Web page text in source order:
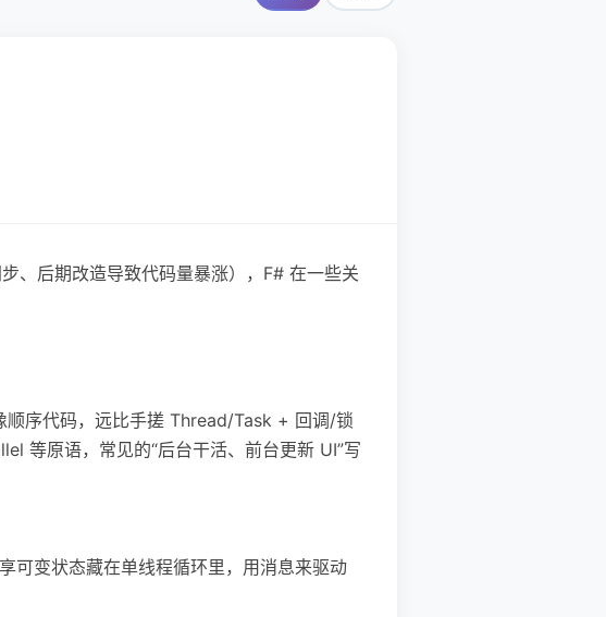
、后期改造导致代码量暴涨），F# 在一些关
顺序代码，远比手搓 Thread/Task + 回调/锁
等原语，常见的“后台干活、前台更新 UI”写
变状态藏在单线程循环里，用消息来驱动